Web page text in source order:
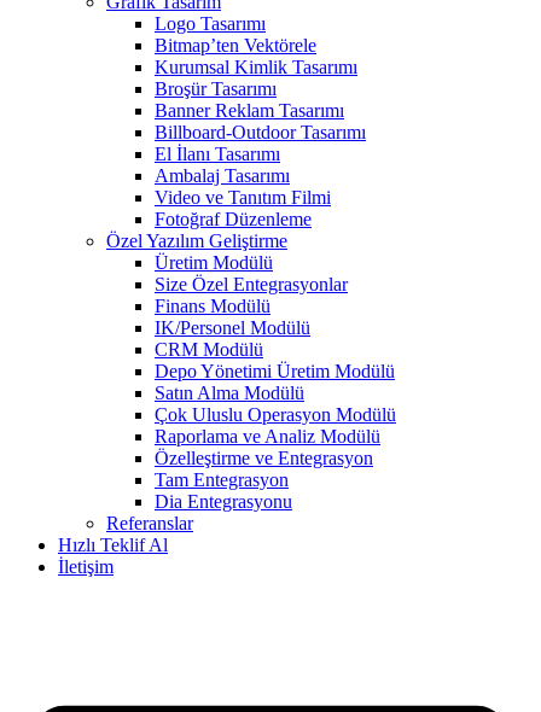
Logo Tasarımı
Bitmap’ten Vektörele
Kurumsal Kimlik Tasarımı
Broşür Tasarımı
Banner Reklam Tasarımı
Billboard-Outdoor Tasarımı
El İlanı Tasarımı
Ambalaj Tasarımı
Video ve Tanıtım Filmi
Fotoğraf Düzenleme
Özel Yazılım Geliştirme
Üretim Modülü
Size Özel Entegrasyonlar
Finans Modülü
IK/Personel Modülü
CRM Modülü
Depo Yönetimi Üretim Modülü
Satın Alma Modülü
Çok Uluslu Operasyon Modülü
Raporlama ve Analiz Modülü
Özelleştirme ve Entegrasyon
Tam Entegrasyon
Dia Entegrasyonu
Referanslar
Hızlı Teklif Al
İletişim